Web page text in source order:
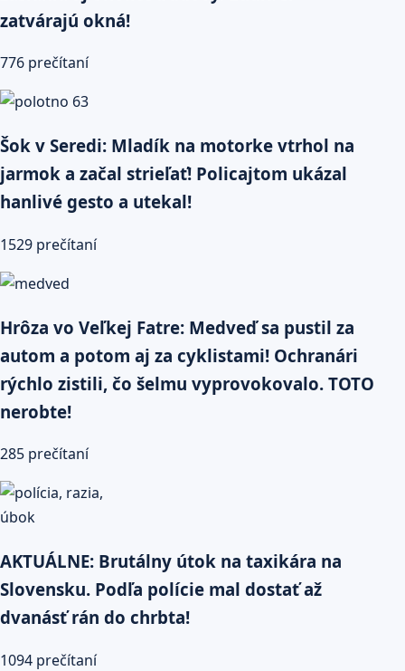
zatvárajú okná!
776 prečítaní
Šok v Seredi: Mladík na motorke vtrhol na
jarmok a začal strieľať! Policajtom ukázal
hanlivé gesto a utekal!
1529 prečítaní
Hrôza vo Veľkej Fatre: Medveď sa pustil za
autom a potom aj za cyklistami! Ochranári
rýchlo zistili, čo šelmu vyprovokovalo. TOTO
nerobte!
285 prečítaní
AKTUÁLNE: Brutálny útok na taxikára na
Slovensku. Podľa polície mal dostať až
dvanásť rán do chrbta!
1094 prečítaní